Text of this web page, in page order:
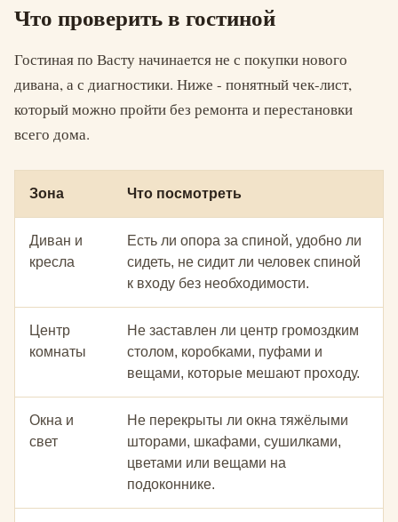
Что проверить в гостиной
Гостиная по Васту начинается не с покупки нового
дивана, а с диагностики. Ниже - понятный чек-лист,
который можно пройти без ремонта и перестановки
всего дома.
Зона Что посмотреть
Диван и
кресла
Есть ли опора за спиной, удобно ли
сидеть, не сидит ли человек спиной
к входу без необходимости.
Центр
комнаты
Не заставлен ли центр громоздким
столом, коробками, пуфами и
вещами, которые мешают проходу.
Окна и
свет
Не перекрыты ли окна тяжёлыми
шторами, шкафами, сушилками,
цветами или вещами на
подоконнике.